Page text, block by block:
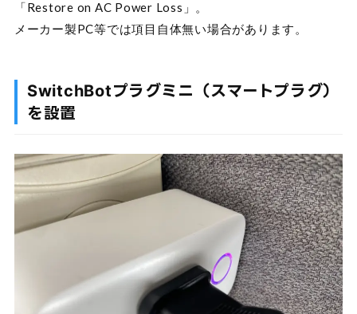
「Restore on AC Power Loss」。
メーカー製PC等では項目自体無い場合があります。
SwitchBotプラグミニ（スマートプラグ）
を設置